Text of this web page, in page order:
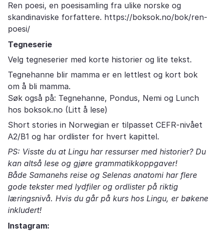
Ren poesi, en poesisamling fra ulike norske og
skandinaviske forfattere. https://boksok.no/bok/ren-
poesi/
Tegneserie
Velg tegneserier med korte historier og lite tekst.
Tegnehanne blir mamma er en lettlest og kort bok
om å bli mamma.
Søk også på: Tegnehanne, Pondus, Nemi og Lunch
hos boksok.no (Litt å lese)
Short stories in Norwegian er tilpasset CEFR-nivået
A2/B1 og har ordlister for hvert kapittel.
PS: Visste du at Lingu har ressurser med historier? Du
kan altså lese og gjøre grammatikkoppgaver!
Både Samanehs reise og Selenas anatomi har flere
gode tekster med lydfiler og ordlister på riktig
læringsnivå. Hvis du går på kurs hos Lingu, er bøkene
inkludert!
Instagram: